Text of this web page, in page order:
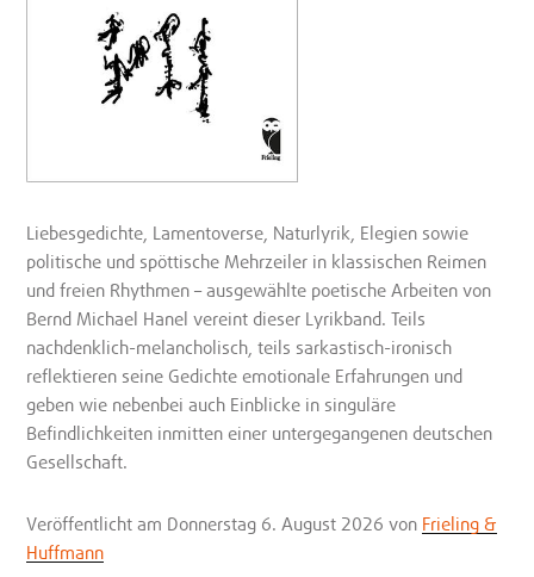
Liebesgedichte, Lamentoverse, Naturlyrik, Elegien sowie
politische und spöttische Mehrzeiler in klassischen Reimen
und freien Rhythmen – ausgewählte poetische Arbeiten von
Bernd Michael Hanel vereint dieser Lyrikband. Teils
nachdenklich-melancholisch, teils sarkastisch-ironisch
reflektieren seine Gedichte emotionale Erfahrungen und
geben wie nebenbei auch Einblicke in singuläre
Befindlichkeiten inmitten einer untergegangenen deutschen
Gesellschaft.
Veröffentlicht am Donnerstag 6. August 2026 von Frieling &
Huffmann